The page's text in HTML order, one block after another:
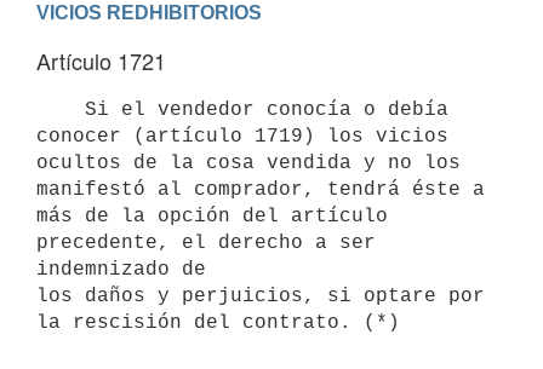
VICIOS REDHIBITORIOS
Artículo 1721
conocer (artículo 1719) los vicios
ocultos de la cosa vendida y no los
manifestó al comprador, tendrá éste a
más de la opción del artículo
precedente, el derecho a ser
indemnizado de
los daños y perjuicios, si optare por